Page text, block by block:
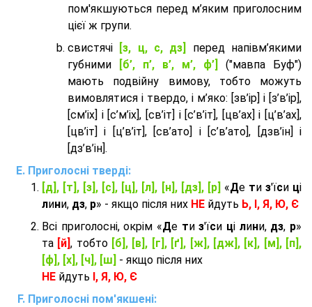
пом'якшуються перед м’яким приголосним
цієї ж групи.
cвистячі
[з, ц, с, дз]
перед напівм’якими
губними
[б’, п’, в’, м’, ф’]
("мавпа Буф")
мають подвійну вимову, тобто можуть
вимовлятися і твердо, і м’яко: [зв’ір] і [з’в’ір],
[см’іх] і [с’м’іх], [св’іт] і [с’в’іт], [цв’ах] і [ц’в’ах],
[цв’іт] і [ц’в’іт], [св’ато] і [с’в’ато], [дзв’iн] і
[дз’в’iн].
Приголосні тверді:
[д], [т], [з], [с], [ц], [л], [н], [дз], [р] «Де ти з'їси ці
лини, дз, р» - якщо після них НЕ йдуть Ь, І, Я, Ю, Є
Всі приголосні, окрім «Де тиз'їси ці лини, дз, р»
та [й], тобто [б], [в], [г], [ґ], [ж], [дж], [к], [м], [п],
[ф], [х], [ч], [ш] - якщо після них
НЕ йдуть І, Я, Ю, Є
Приголосні пом'якшені: